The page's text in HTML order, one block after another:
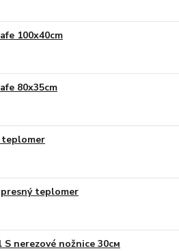
100x40cm
80x35cm
teplomer
nerezové nožnice 30см